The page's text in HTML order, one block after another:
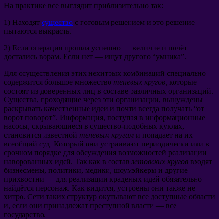
На практике все выглядит приблизительно так:
1) Находят существо с готовым решением и это решение
пытаются выкрасть.
2) Если операция прошла успешно — величие и почёт
достались ворам. Если нет — ищут другого “умника”.
Для осуществления этих нехитрых комбинаций специально
содержится большое множество теневых кругов, которые
состоят из доверенных лиц в составе различных организаций.
Существа, проходящие через эти организации, вынуждены
раскрывать качественные идеи и почти всегда получать “от
ворот поворот”. Информация, поступая в информационные
насосы, скрывающиеся в существо-подобных куклах,
становится известной теневым кругам и попадает на их
всеобщий суд. Который они устраивают периодически или в
срочном порядке для обсуждения возможностей реализации
наворованных идей. Так как в состав зетовских кругов входят
бизнесмены, политики, медики, шоумэйкеры и другие
прихвостни — для реализации краденых идей обязательно
найдётся персонаж. Как видится, устроены они также не
хитро. Сети таких структур окутывают все доступные области
и, если они принадлежат преступной власти — все
государство.